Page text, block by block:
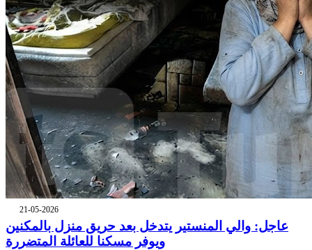
21-05-2026
عاجل: والي المنستير يتدخل بعد حريق منزل بالمكنين
ويوفر مسكنا للعائلة المتضررة